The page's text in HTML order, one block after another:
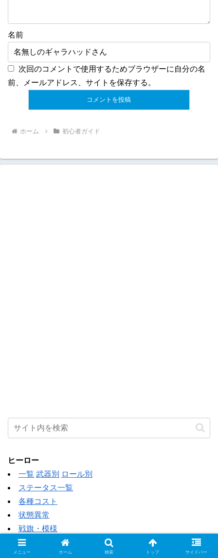
名前
次回のコメントで使用するためブラウザーに自分の名
前、メールアドレス、サイトを保存する。
ホーム 初心者ガイド
ヒーロー
一覧 武器別
ロール別
ステータス一覧
各種コスト
状態異常
戦旗・模様
ペット
一覧
メニュー ホーム 検索 トップ サイドバー